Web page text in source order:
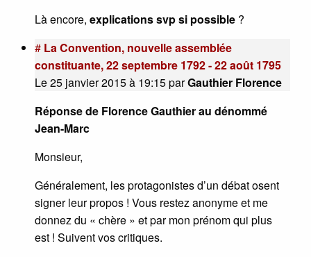
Là encore, explications svp si possible ?
# La Convention, nouvelle assemblée
constituante, 22 septembre 1792 - 22 août 1795
Le 25 janvier 2015 à 19:15parGauthier Florence
Réponse de Florence Gauthier au dénommé
Jean-Marc
Monsieur,
Généralement, les protagonistes d’un débat osent
signer leur propos ! Vous restez anonyme et me
donnez du « chère » et par mon prénom qui plus
est ! Suivent vos critiques.